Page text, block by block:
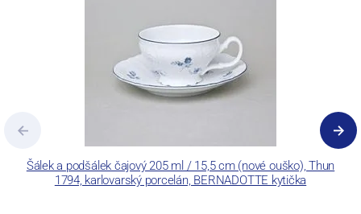
Šálek a podšálek čajový 205 ml / 15,5 cm (nové ouško), Thun
1794, karlovarský porcelán, BERNADOTTE kytička